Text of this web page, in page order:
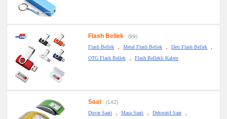
Flash Bellek
(99)
Flash Bellek
, Metal Flash Bellek , Deri Flash Bellek ,
OTG Flash Bellek , Flash Bellekli Kalem
Saat
(142)
Duvar Saati
, Masa Saati , Dekoratif Saat ,